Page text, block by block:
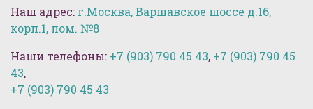
Наш адрес: г.Москва, Варшавское шоссе д.16,
корп.1, пом. №8
Наши телефоны: +7 (903) 790 45 43, +7 (903) 790 45
43,
+7 (903) 790 45 43